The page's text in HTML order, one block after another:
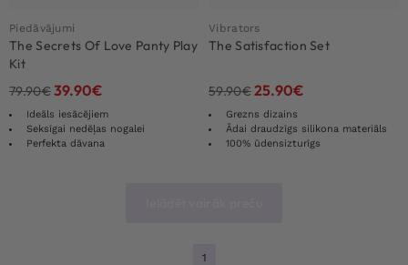
Piedāvājumi
The Secrets Of Love Panty Play
Kit
79.90€39.90€
Ideāls iesācējiem
Seksīgai nedēļas nogalei
Perfekta dāvana
Vibrators
The Satisfaction Set
59.90€25.90€
Grezns dizains
Ādai draudzīgs silikona materiāls
100% ūdensizturīgs
1